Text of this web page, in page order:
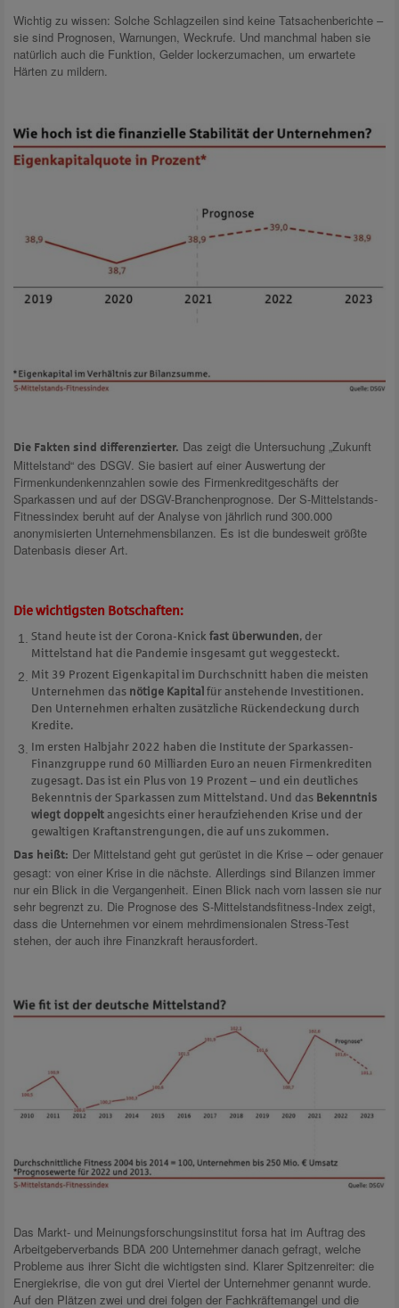
Wichtig zu wissen: Solche Schlagzeilen sind keine Tatsachenberichte –
sie sind Prognosen, Warnungen, Weckrufe. Und manchmal haben sie
natürlich auch die Funktion, Gelder lockerzumachen, um erwartete
Härten zu mildern.
Die Fakten sind differenzierter. Das zeigt die Untersuchung „Zukunft
Mittelstand“ des DSGV. Sie basiert auf einer Auswertung der
Firmenkundenkennzahlen sowie des Firmenkreditgeschäfts der
Sparkassen und auf der DSGV-Branchenprognose. Der S-Mittelstands-
Fitnessindex beruht auf der Analyse von jährlich rund 300.000
anonymisierten Unternehmensbilanzen. Es ist die bundesweit größte
Datenbasis dieser Art.
Die wichtigsten Botschaften:
Stand heute ist der Corona-Knick fast überwunden, der
Mittelstand hat die Pandemie insgesamt gut weggesteckt.
Mit 39 Prozent Eigenkapital im Durchschnitt haben die meisten
Unternehmen das nötige Kapital für anstehende Investitionen.
Den Unternehmen erhalten zusätzliche Rückendeckung durch
Kredite.
Im ersten Halbjahr 2022 haben die Institute der Sparkassen-
Finanzgruppe rund 60 Milliarden Euro an neuen Firmenkrediten
zugesagt. Das ist ein Plus von 19 Prozent – und ein deutliches
Bekenntnis der Sparkassen zum Mittelstand. Und das Bekenntnis
wiegt doppelt angesichts einer heraufziehenden Krise und der
gewaltigen Kraftanstrengungen, die auf uns zukommen.
Das heißt: Der Mittelstand geht gut gerüstet in die Krise – oder genauer
gesagt: von einer Krise in die nächste. Allerdings sind Bilanzen immer
nur ein Blick in die Vergangenheit. Einen Blick nach vorn lassen sie nur
sehr begrenzt zu. Die Prognose des S-Mittelstandsfitness-Index zeigt,
dass die Unternehmen vor einem mehrdimensionalen Stress-Test
stehen, der auch ihre Finanzkraft herausfordert.
Das Markt- und Meinungsforschungsinstitut forsa hat im Auftrag des
Arbeitgeberverbands BDA 200 Unternehmer danach gefragt, welche
Probleme aus ihrer Sicht die wichtigsten sind. Klarer Spitzenreiter: die
Energiekrise, die von gut drei Viertel der Unternehmer genannt wurde.
Auf den Plätzen zwei und drei folgen der Fachkräftemangel und die